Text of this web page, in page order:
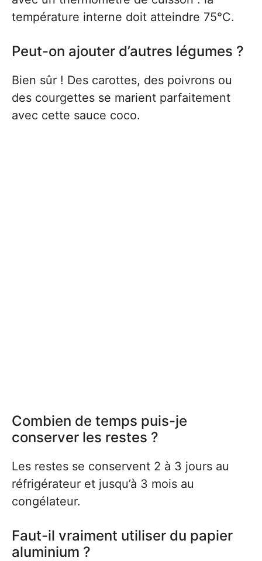
température interne doit atteindre 75°C.
Peut-on ajouter d’autres légumes ?
Bien sûr ! Des carottes, des poivrons ou
des courgettes se marient parfaitement
avec cette sauce coco.
Combien de temps puis-je
conserver les restes ?
Les restes se conservent 2 à 3 jours au
réfrigérateur et jusqu’à 3 mois au
congélateur.
Faut-il vraiment utiliser du papier
aluminium ?